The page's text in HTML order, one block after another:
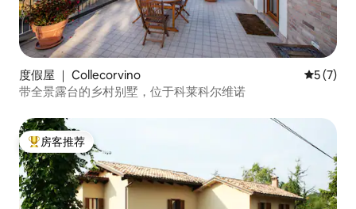
度假屋 ｜ Collecorvino 平均评分
5 (7)
带全景露台的乡村别墅，位于科莱科尔维诺
热门「房客推荐」
房客推荐